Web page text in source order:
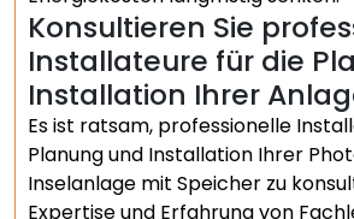
Konsultieren Sie
Installateure für die
Installation Ihrer
Es ist ratsam, professionelle
Planung und Installation Ihrer
Inselanlage mit Speicher zu
Expertise und Erfahrung von